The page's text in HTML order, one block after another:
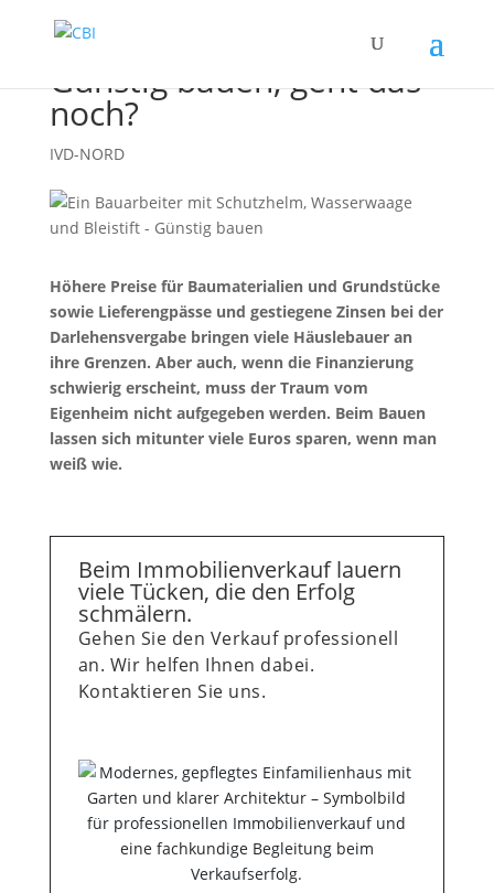
Günstig bauen, geht das
noch?
IVD-NORD
Höhere Preise für Baumaterialien und Grundstücke
sowie Lieferengpässe und gestiegene Zinsen bei der
Darlehensvergabe bringen viele Häuslebauer an
ihre Grenzen. Aber auch, wenn die Finanzierung
schwierig erscheint, muss der Traum vom
Eigenheim nicht aufgegeben werden. Beim Bauen
lassen sich mitunter viele Euros sparen, wenn man
weiß wie.
Beim Immobilienverkauf lauern
viele Tücken, die den Erfolg
schmälern.
Gehen Sie den Verkauf professionell
an. Wir helfen Ihnen dabei.
Kontaktieren Sie uns.